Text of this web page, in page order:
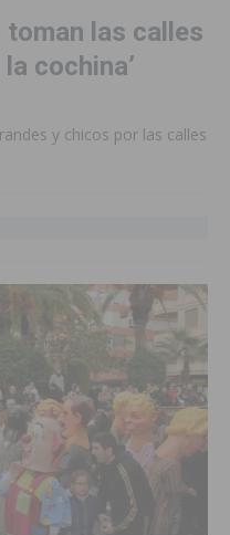
toman las calles
cochina’
y chicos por las calles